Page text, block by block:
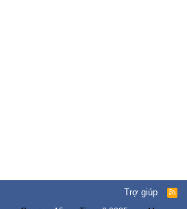
Trợ giúp
R